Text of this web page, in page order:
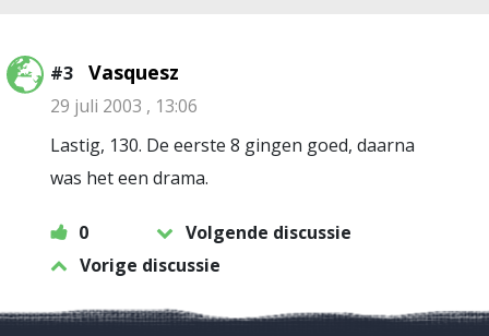
#3 Vasquesz
29 juli 2003 , 13:06
Lastig, 130. De eerste 8 gingen goed, daarna
was het een drama.
0
Volgende discussie
Vorige discussie